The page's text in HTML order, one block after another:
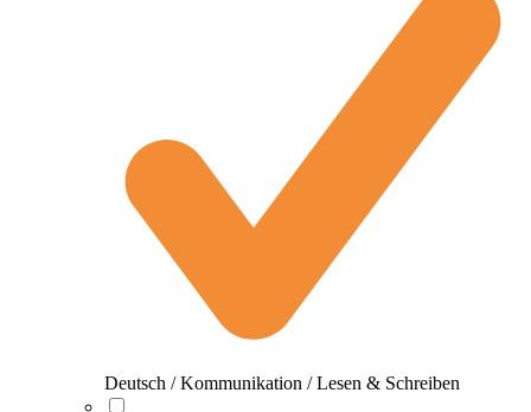
Deutsch / Kommunikation / Lesen & Schreiben